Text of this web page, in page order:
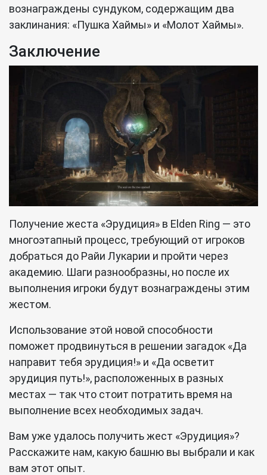
вознаграждены сундуком, содержащим два
заклинания: «Пушка Хаймы» и «Молот Хаймы».
Заключение
Получение жеста «Эрудиция» в Elden Ring — это
многоэтапный процесс, требующий от игроков
добраться до Райи Лукарии и пройти через
академию. Шаги разнообразны, но после их
выполнения игроки будут вознаграждены этим
жестом.
Использование этой новой способности
поможет продвинуться в решении загадок «Да
направит тебя эрудиция!» и «Да осветит
эрудиция путь!», расположенных в разных
местах — так что стоит потратить время на
выполнение всех необходимых задач.
Вам уже удалось получить жест «Эрудиция»?
Расскажите нам, какую башню вы выбрали и как
вам этот опыт.